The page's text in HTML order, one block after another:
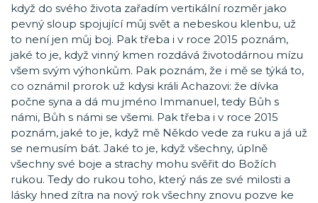
když do svého života zařadím vertikální rozměr jako
pevný sloup spojující můj svět a nebeskou klenbu, už
to není jen můj boj. Pak třeba i v roce 2015 poznám,
jaké to je, když vinný kmen rozdává životodárnou mízu
všem svým výhonkům. Pak poznám, že i mě se týká to,
co oznámil prorok už kdysi králi Achazovi: že dívka
počne syna a dá mu jméno Immanuel, tedy Bůh s
námi, Bůh s námi se všemi. Pak třeba i v roce 2015
poznám, jaké to je, když mě Někdo vede za ruku a já už
se nemusím bát. Jaké to je, když všechny, úplně
všechny své boje a strachy mohu svěřit do Božích
rukou. Tedy do rukou toho, který nás ze své milosti a
lásky hned zítra na nový rok všechny znovu pozve ke